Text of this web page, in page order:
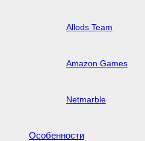
Allods Team
Amazon Games
Netmarble
Особенности